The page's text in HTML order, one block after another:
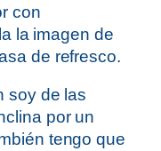
con
la imagen de
de refresco.
soy de las
por un
tengo que